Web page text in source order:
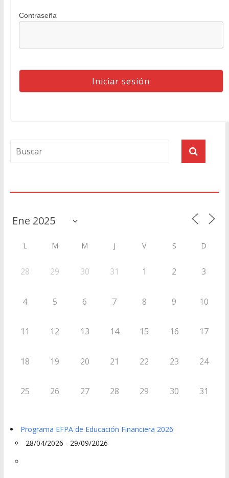
Contraseña
L M M J V S D
28 29 30 31 1 2 3
4 5 6 7 8 9 10
11 12 13 14 15 16 17
18 19 20 21 22 23 24
25 26 27 28 29 30 31
Programa EFPA de Educación Financiera 2026
28/04/2026 - 29/09/2026